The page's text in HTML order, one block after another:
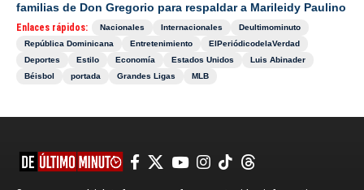
familias de Don Gregorio para respaldar a Marileidy Paulino
Enlaces rápidos: Nacionales Internacionales
Deultimominuto
República Dominicana
Entretenimiento
ElPeriódicodelaVerdad
Deportes
Estilo Economía Estados Unidos
Luis Abinader
Béisbol
portada Grandes Ligas MLB